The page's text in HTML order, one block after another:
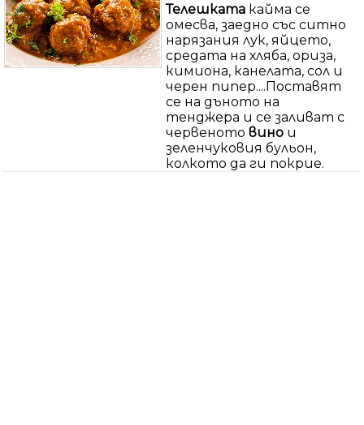
Телешката кайма се
омесва, заедно със ситно
нарязания лук, яйцето,
средата на хляба, ориза,
кимиона, канелата, сол и
черен пипер....Поставят
се на дъното на
тенджера и се заливат с
червеното вино и
зеленчуковия бульон,
колкото да ги покрие.